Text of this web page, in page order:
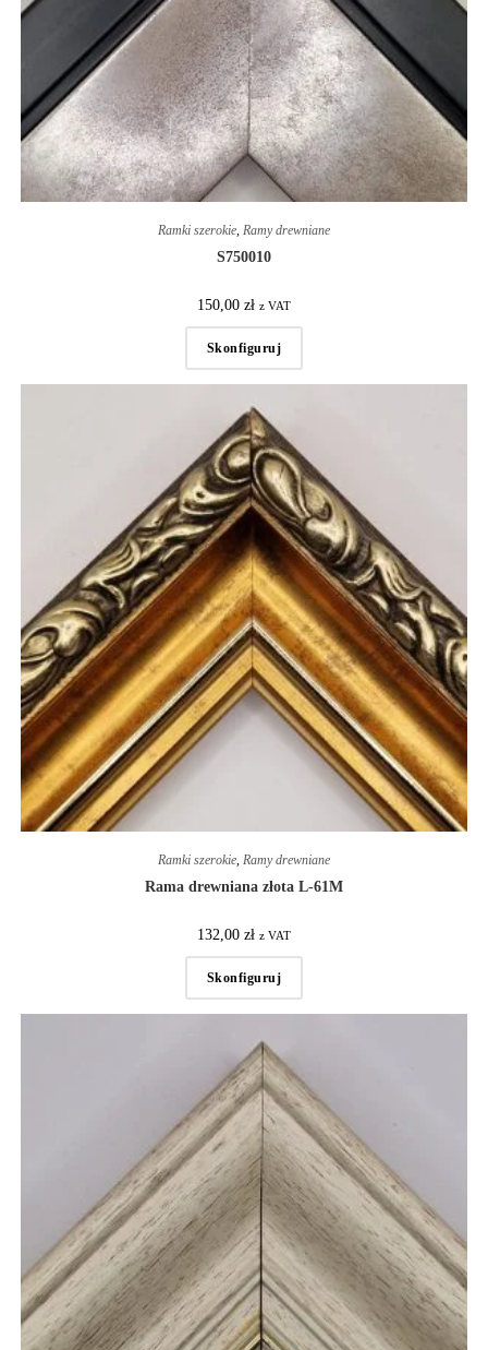
Ramki szerokie, Ramy drewniane
S750010
150,00 zł z VAT
Skonfiguruj
Ramki szerokie, Ramy drewniane
Rama drewniana złota L-61M
132,00 zł z VAT
Skonfiguruj